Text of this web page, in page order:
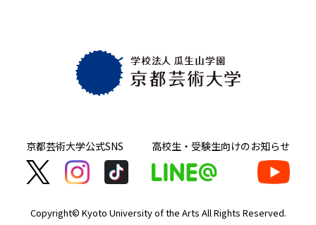
京都芸術大学公式SNS 高校生・受験生向けのお知らせ
Copyright© Kyoto University of the Arts All Rights Reserved.